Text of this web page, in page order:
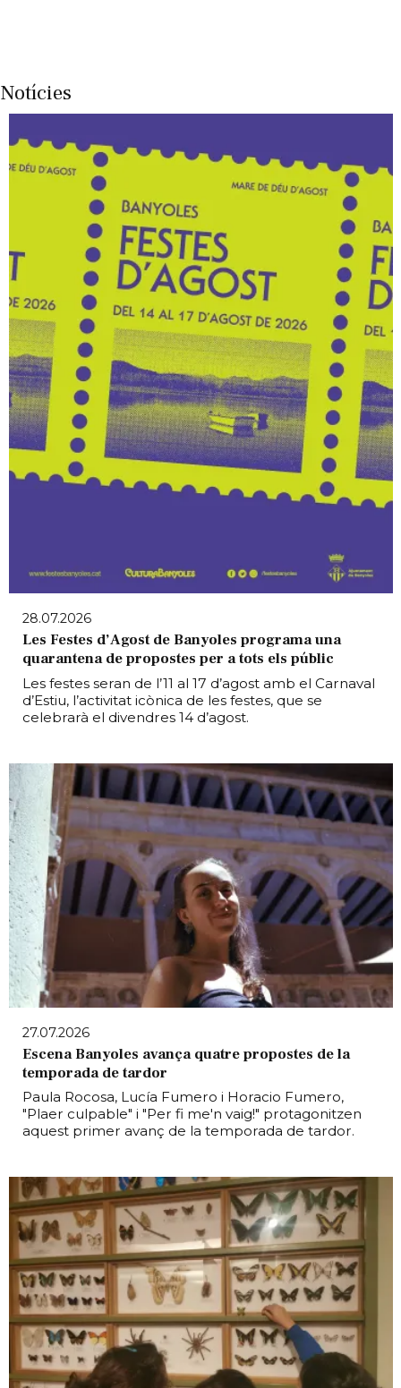
Notícies
28.07.2026
Les Festes d’Agost de Banyoles programa una
quarantena de propostes per a tots els públic
Les festes seran de l’11 al 17 d’agost amb el Carnaval
d’Estiu, l’activitat icònica de les festes, que se
celebrarà el divendres 14 d’agost.
27.07.2026
Escena Banyoles avança quatre propostes de la
temporada de tardor
Paula Rocosa, Lucía Fumero i Horacio Fumero,
"Plaer culpable" i "Per fi me'n vaig!" protagonitzen
aquest primer avanç de la temporada de tardor.